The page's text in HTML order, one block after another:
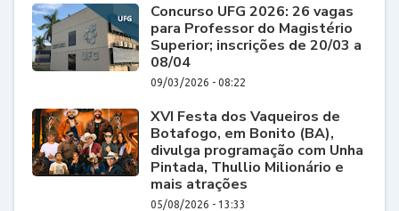
Concurso UFG 2026: 26 vagas
para Professor do Magistério
Superior; inscrições de 20/03 a
08/04
09/03/2026 - 08:22
XVI Festa dos Vaqueiros de
Botafogo, em Bonito (BA),
divulga programação com Unha
Pintada, Thullio Milionário e
mais atrações
05/08/2026 - 13:33